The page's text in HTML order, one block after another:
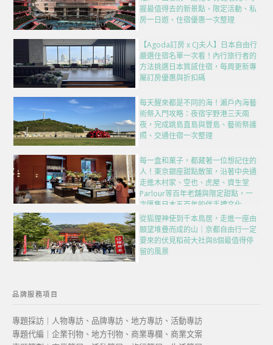
握最值得去的新景點、限定活動、私
房一日遊、住宿優惠一次整理
【Agoda訂房 x CJ夫人】日本自由行
嚴選住宿名單一次看！內行旅行者的
方法挑選日本質感住宿，每周更新專
屬訂房優惠與折扣碼
每天醒來都是不同的海！瀨戶內海藝
術祭入門攻略：夜宿宇野港三天兩
夜，完成跳島直島與豐島、藝術祭護
照、交通住宿一次整理
每一盒和菓子，都藏著一位想記住的
人！東京銀座甜點散策，沿著中央通
走進木村家、空也、虎屋、資生堂
Parlour等百年老舖與限定甜點，一
次匯集日本五百年的伴手禮文化
從狐狸神使到千本鳥居，走進一座由
願望堆疊而成的山｜京都自由行一定
要來的伏見稻荷大社與8個最值得停
留的風景
品牌服務項目
專題採訪｜人物專訪、品牌專訪、地方專訪、活動專訪
專題代編｜企業刊物、地方刊物、商業專欄、商業文案